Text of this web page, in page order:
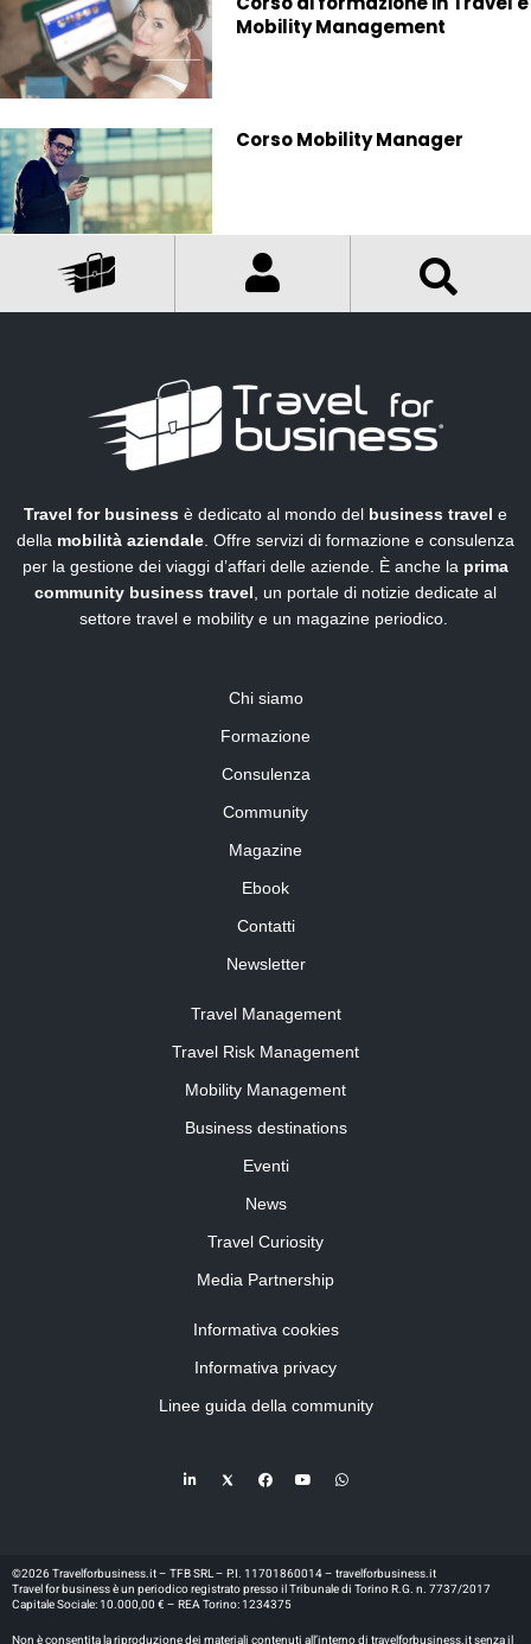
Mobility Management
Corso Mobility Manager
Travel for business è dedicato al mondo del business travel e
della mobilità aziendale . Offre servizi di formazione e consulenza
per la gestione dei viaggi d’affari delle aziende. È anche la prima
community business travel , un portale di notizie dedicate al
settore travel e mobility e un magazine periodico.
Chi siamo
Formazione
Consulenza
Community
Magazine
Ebook
Contatti
Newsletter
Travel Management
Travel Risk Management
Mobility Management
Business destinations
Eventi
News
Travel Curiosity
Media Partnership
Informativa cookies
Informativa privacy
Linee guida della community
©2026 Travelforbusiness.it – TFB SRL – P.I. 11701860014 – travelforbusiness.it
Travel for business è un periodico registrato presso il Tribunale di Torino R.G. n. 7737/2017
Capitale Sociale: 10.000,00 € – REA Torino: 1234375
Non è consentita la riproduzione dei materiali contenuti all’interno di travelforbusiness.it senza il